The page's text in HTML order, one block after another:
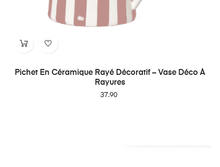
Pichet En Céramique Rayé Décoratif – Vase Déco À
Rayures
Price
37.90